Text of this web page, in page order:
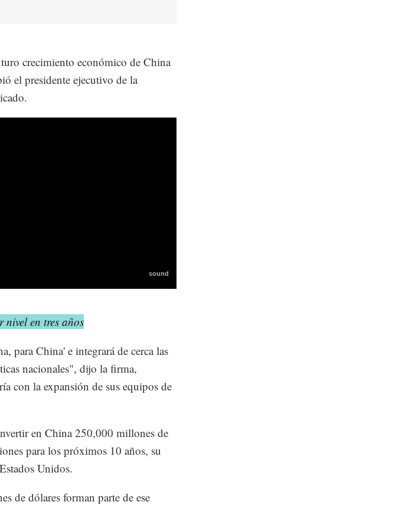
crecimiento económico de China
el presidente ejecutivo de la
en tres años
para China' e integrará de cerca las
nacionales", dijo la firma,
con la expansión de sus equipos de
en China 250,000 millones de
para los próximos 10 años, su
Unidos.
de dólares forman parte de ese